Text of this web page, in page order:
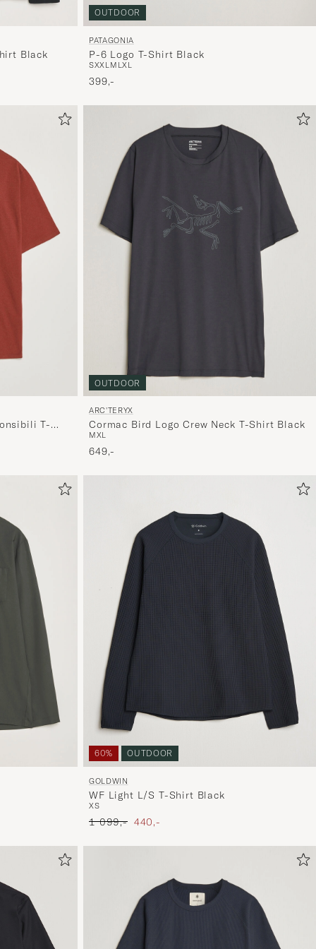
Black
OUTDOOR
PATAGONIA
P-6 Logo T-Shirt Black
SXXL M LXL
399,-
T-
OUTDOOR
ARC'TERYX
Cormac Bird Logo Crew Neck T-Shirt Black
MXL
649,-
60% OUTDOOR
GOLDWIN
WF Light L/S T-Shirt Black
XS
Ordinary pris
1 099,- Nedsat pris
440,-